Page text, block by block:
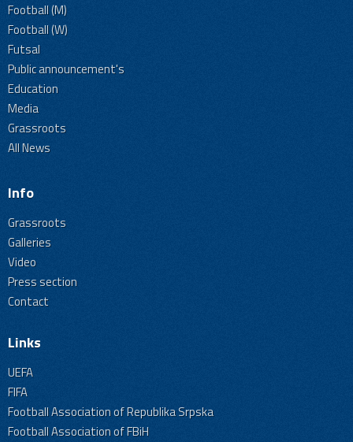
Football (M)
Football (W)
Futsal
Public announcement's
Education
Media
Grassroots
All News
Info
Grassroots
Galleries
Video
Press section
Contact
Links
UEFA
FIFA
Football Association of Republika Srpska
Football Association of FBiH